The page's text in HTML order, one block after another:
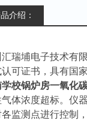
介绍：
瑞埔电子技术有
可证书，具有国
校锅炉房一氧化
体浓度超标。仪
监测点进行控制